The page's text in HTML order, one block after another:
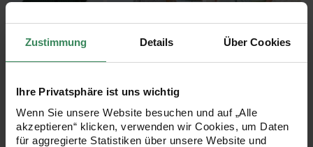
Zustimmung Details Über Cookies
Ihre Privatsphäre ist uns wichtig
Wenn Sie unsere Website besuchen und auf „Alle
akzeptieren“ klicken, verwenden wir Cookies, um Daten
für aggregierte Statistiken über unsere Website und